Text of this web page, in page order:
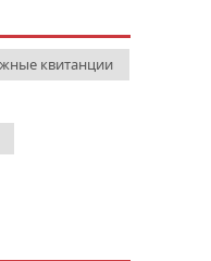
квитанции